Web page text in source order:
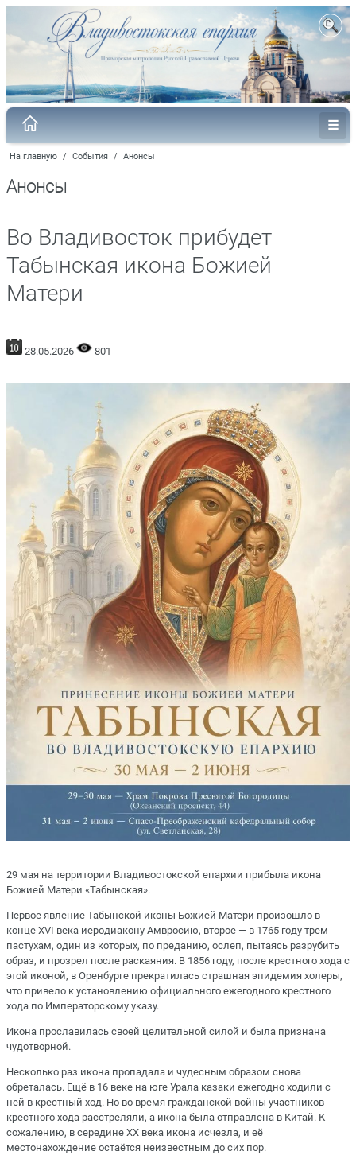
На главную / События / Анонсы
Анонсы
Во Владивосток прибудет
Табынская икона Божией
Матери
28.05.2026 801
29 мая на территории Владивостокской епархии прибыла икона
Божией Матери «Табынская».
Первое явление Табынской иконы Божией Матери произошло в
конце XVI века иеродиакону Амвросию, второе — в 1765 году трем
пастухам, один из которых, по преданию, ослеп, пытаясь разрубить
образ, и прозрел после раскаяния. В 1856 году, после крестного хода с
этой иконой, в Оренбурге прекратилась страшная эпидемия холеры,
что привело к установлению официального ежегодного крестного
хода по Императорскому указу.
Икона прославилась своей целительной силой и была признана
чудотворной.
Несколько раз икона пропадала и чудесным образом снова
обреталась. Ещё в 16 веке на юге Урала казаки ежегодно ходили с
ней в крестный ход. Но во время гражданской войны участников
крестного хода расстреляли, а икона была отправлена в Китай. К
сожалению, в середине XX века икона исчезла, и её
местонахождение остаётся неизвестным до сих пор.